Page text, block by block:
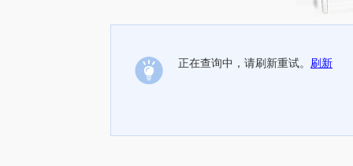
正在查询中，请刷新重试。 刷新